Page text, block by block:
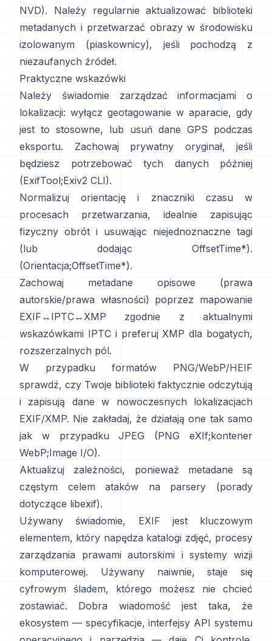
NVD). Należy regularnie aktualizować biblioteki
metadanych i przetwarzać obrazy w środowisku
izolowanym (piaskownicy), jeśli pochodzą z
niezaufanych źródeł.
Praktyczne wskazówki
Należy świadomie zarządzać informacjami o
lokalizacji: wyłącz geotagowanie w aparacie, gdy
jest to stosowne, lub usuń dane GPS podczas
eksportu. Zachowaj prywatny oryginał, jeśli
będziesz potrzebować tych danych później
(ExifTool;Exiv2 CLI).
Normalizuj orientację i znaczniki czasu w
procesach przetwarzania, idealnie zapisując
fizyczny obrót i usuwając niejednoznaczne tagi
(lub dodając OffsetTime*).
(Orientacja;OffsetTime*).
Zachowaj metadane opisowe (prawa
autorskie/prawa własności) poprzez mapowanie
EXIF↔IPTC↔XMP zgodnie z aktualnymi
wskazówkami IPTCi preferuj XMP dla bogatych,
rozszerzalnych pól.
W przypadku formatów PNG/WebP/HEIF
sprawdź, czy Twoje biblioteki faktycznie odczytują
i zapisują dane w nowoczesnych lokalizacjach
EXIF/XMP. Nie zakładaj, że działają one tak samo
jak w przypadku JPEG (PNG eXIf;kontener
WebP;Image I/O).
Aktualizuj zależności, ponieważ metadane są
częstym celem ataków na parsery (porady
dotyczące libexif).
Używany świadomie, EXIF jest kluczowym
elementem, który napędza katalogi zdjęć, procesy
zarządzania prawami autorskimi i systemy wizji
komputerowej. Używany naiwnie, staje się
cyfrowym śladem, którego możesz nie chcieć
zostawiać. Dobra wiadomość jest taka, że
ekosystem — specyfikacje, interfejsy API systemu